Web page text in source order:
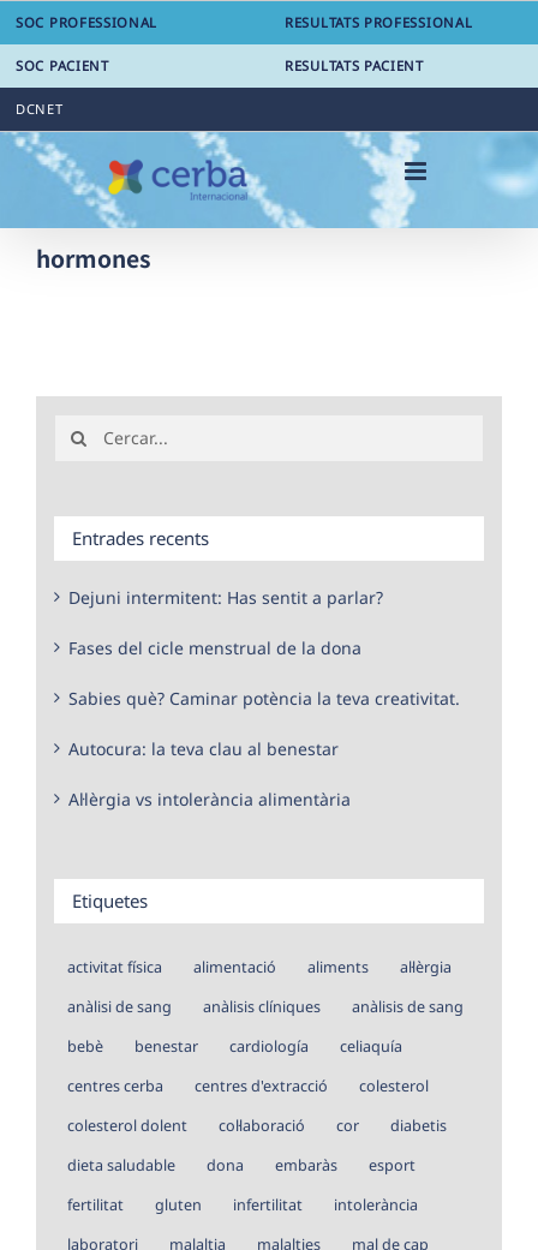
Skip
content
SOC PROFESSIONAL RESULTATS PROFESSIONAL
SOC PACIENT RESULTATS PACIENT
DCNET
hormones
for:
Entrades recents
Dejuni intermitent: Has sentit a parlar?
Fases del cicle menstrual de la dona
Sabies què? Caminar potència la teva creativitat.
Autocura: la teva clau al benestar
Al·lèrgia vs intolerància alimentària
Etiquetes
activitat física alimentació aliments
al·lèrgia
anàlisi de sang
anàlisis clíniques
anàlisis de sang
bebè
benestar cardiología
celiaquía
centres cerba
centres d'extracció
colesterol
colesterol dolent
col·laboració cor
diabetis
dieta saludable
dona embaràs
esport
fertilitat
gluten infertilitat
intolerància
laboratori
malaltia malalties
mal de cap